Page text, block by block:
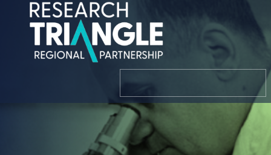
Siirry sisältöön
valikosta